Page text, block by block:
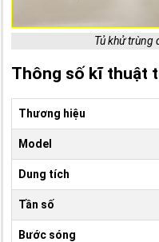
Tủ khử trùng
Thông số kĩ thuật
Thương hiệu
Model
Dung tích
Tần số
Bước sóng